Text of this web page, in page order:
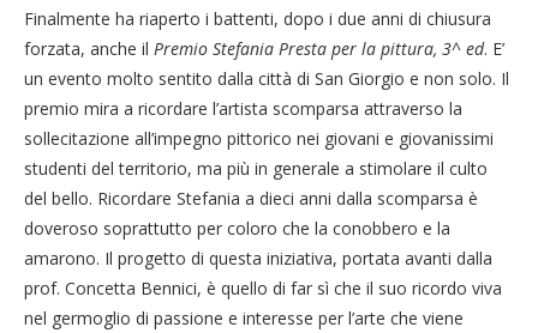
Finalmente ha riaperto i battenti, dopo i due anni di chiusura
forzata, anche il Premio Stefania Presta per la pittura, 3^ ed. E’
un evento molto sentito dalla città di San Giorgio e non solo. Il
premio mira a ricordare l’artista scomparsa attraverso la
sollecitazione all’impegno pittorico nei giovani e giovanissimi
studenti del territorio, ma più in generale a stimolare il culto
del bello. Ricordare Stefania a dieci anni dalla scomparsa è
doveroso soprattutto per coloro che la conobbero e la
amarono. Il progetto di questa iniziativa, portata avanti dalla
prof. Concetta Bennici, è quello di far sì che il suo ricordo viva
nel germoglio di passione e interesse per l’arte che viene